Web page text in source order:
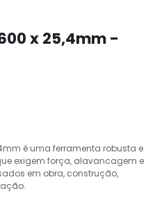
x 25,4mm -
é uma ferramenta robusta e
exigem força, alavancagem e
em obra, construção,